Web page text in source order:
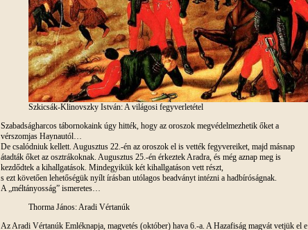
Szkicsák-Klinovszky István: A világosi fegyverletétel
Szabadságharcos tábornokaink úgy hitték, hogy az oroszok megvédelmezhetik őket a
vérszomjas Haynautól…
De csalódniuk kellett. Augusztus 22.-én az oroszok el is vették fegyvereiket, majd másnap
átadták őket az osztrákoknak. Augusztus 25.-én érkeztek Aradra, és még aznap meg is
kezdődtek a kihallgatások. Mindegyikük két kihallgatáson vett részt,
s ezt követően lehetőségük nyílt írásban utólagos beadványt intézni a hadbíróságnak.
A „méltányosság” ismeretes…
Thorma János: Aradi Vértanúk
Az Aradi Vértanúk Emléknapja, magvetés (október) hava 6.-a. A Hazafiság magvát vetjük el e